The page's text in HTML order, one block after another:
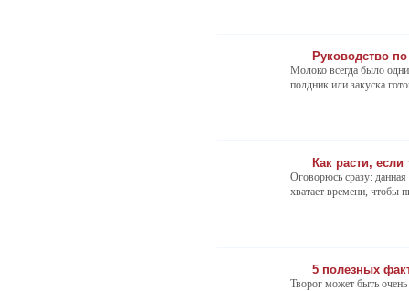
Руководство
Молоко всегда было
полдник или закуска
Как расти, если
Оговорюсь сразу: данная
хватает времени, чтобы
5 полезных
Творог может быть